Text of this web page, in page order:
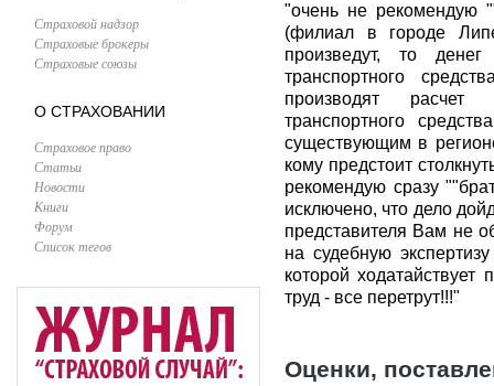
Страховой надзор
Страховые брокеры
Страховые союзы
О СТРАХОВАНИИ
Страховое право
Статьи
Новости
Книги
Форум
Список тегов
"очень не рекомендую
(филиал в городе
произведут, то
транспортного
производят расчет
транспортного
существующим в
кому предстоит
рекомендую сразу
исключено, что дело
представителя Вам не
на судебную
которой
труд - все перетрут!!!"
Оценки,